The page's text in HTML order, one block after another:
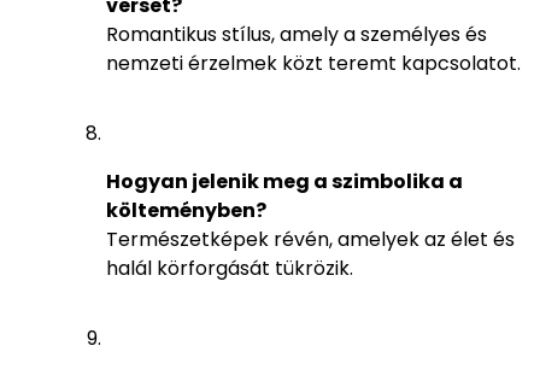
Romantikus stílus, amely a személyes és
nemzeti érzelmek közt teremt kapcsolatot.
Hogyan jelenik meg a szimbolika a
költeményben?
Természetképek révén, amelyek az élet és
halál körforgását tükrözik.